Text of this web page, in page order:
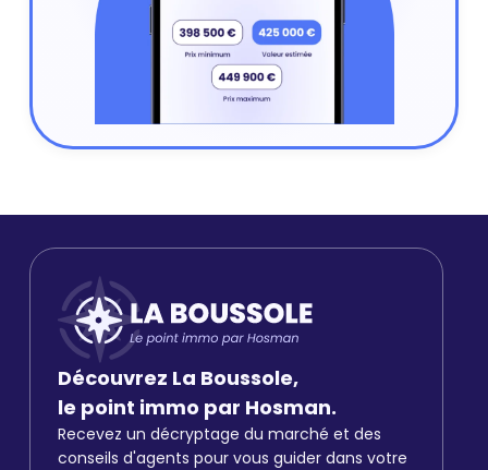
Découvrez La Boussole,
le point immo par Hosman.
Recevez un décryptage du marché et des
conseils d'agents pour vous guider dans votre